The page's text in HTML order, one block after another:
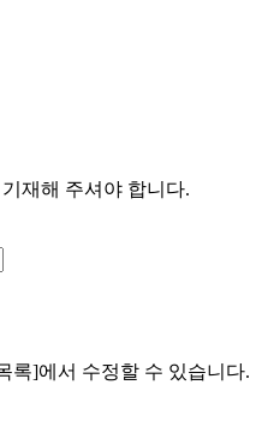
재해 주셔야 합니다.
록]에서 수정할 수 있습니다.